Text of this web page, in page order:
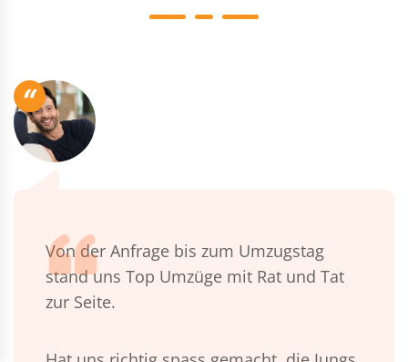
“
Von der Anfrage bis zum Umzugstag
stand uns Top Umzüge mit Rat und Tat
zur Seite.